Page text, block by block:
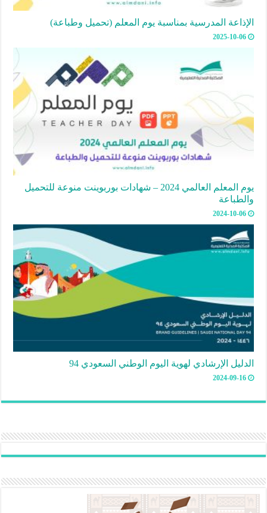
الإذاعة المدرسية بمناسبة يوم المعلم (تحميل وطباعة)
2025-10-06
يوم المعلم العالمي 2024 – شهادات بوربوينت منوعة للتحميل
والطباعة
2024-10-06
الدليل الإرشادي لهوية اليوم الوطني السعودي 94
2024-09-16